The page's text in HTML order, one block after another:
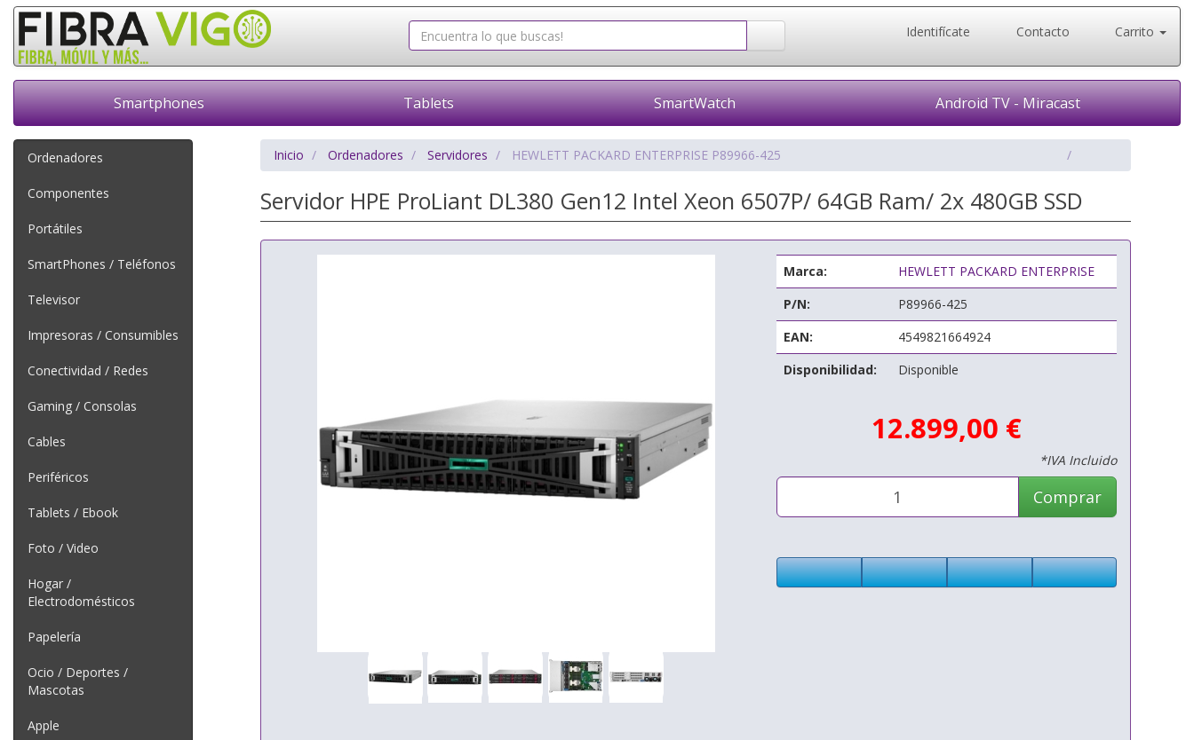
Identifícate Contacto Carrito
Smartphones Tablets SmartWatch Android TV - Miracast
Ordenadores
Componentes
Portátiles
SmartPhones / Teléfonos
Televisor
Impresoras / Consumibles
Conectividad / Redes
Gaming / Consolas
Cables
Periféricos
Tablets / Ebook
Foto / Video
Hogar /
Electrodomésticos
Papelería
Ocio / Deportes /
Mascotas
Apple
Inicio Ordenadores Servidores HEWLETT PACKARD ENTERPRISE P89966-425
Servidor HPE ProLiant DL380 Gen12 Intel Xeon 6507P/ 64GB Ram/ 2x 480GB SSD
Marca:
HEWLETT PACKARD ENTERPRISE
P/N:
P89966-425
EAN:
4549821664924
Disponibilidad:
Disponible
12.899,00 €
*IVA Incluido
Comprar